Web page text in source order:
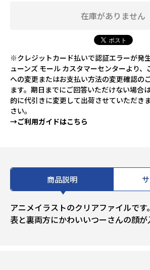
在庫がありません
※クレジットカード払いで認証エラーが発
ューンズ モール カスタマーセンターより
への変更またはお支払い方法の変更確認の
ます。期日までにご回答いただけない場合
的に代引きに変更して出荷させていただき
さい。
→ご利用ガイドはこちら
商品説明
アニメイラストのクリアファイルです。
表と裏両方にかわいいつーさんの顔が